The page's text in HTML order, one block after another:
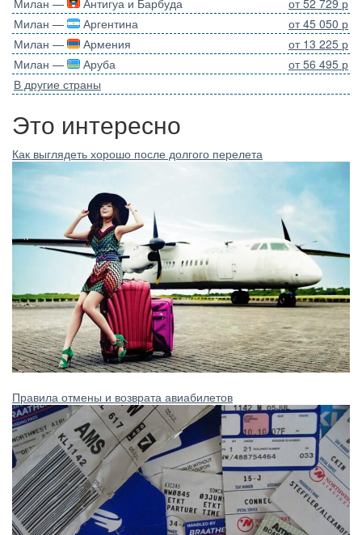
Милан —
Аргентина
от 45 050 р
Милан —
Армения
от 13 225 р
Милан —
Аруба
от 56 495 р
В другие страны
Это интересно
Как выглядеть хорошо после долгого перелета
Правила отмены и возврата авиабилетов